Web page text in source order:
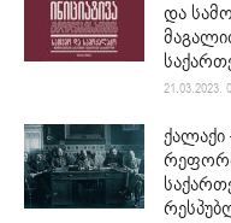
და
21.03.2023.